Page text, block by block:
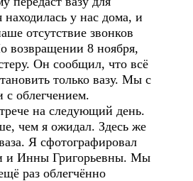
находилась у нас дома, и
отсутствие звонков
возвращении 8 ноября,
Он сообщил, что всё
только вазу. Мы с
с облегчением.
на следующий день.
чем я ожидал. Здесь же
Я сфотографировал
и Инны Григорьевны. Мы
раз облегчённо